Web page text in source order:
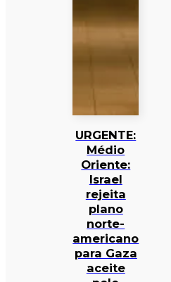
URGENTE:
Médio
Oriente:
Israel
rejeita
plano
norte-
americano
para Gaza
aceite